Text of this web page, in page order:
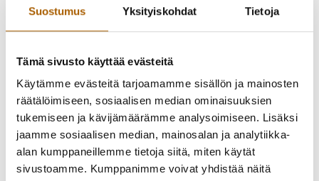
Suostumus Yksityiskohdat Tietoja
Tämä sivusto käyttää evästeitä
Käytämme evästeitä tarjoamamme sisällön ja mainosten
räätälöimiseen, sosiaalisen median ominaisuuksien
tukemiseen ja kävijämäärämme analysoimiseen. Lisäksi
jaamme sosiaalisen median, mainosalan ja analytiikka-
alan kumppaneillemme tietoja siitä, miten käytät
sivustoamme. Kumppanimme voivat yhdistää näitä
Kauneimmat
joululaulut Tyrnävän
kirkossa su 15.12. klo
18